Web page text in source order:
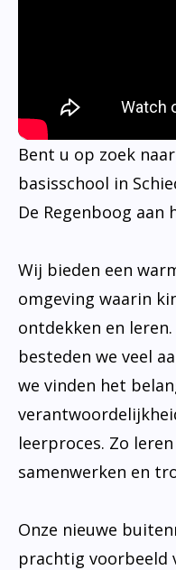
Bent u op zoek
basisschool in
De Regenboog aan
Wij bieden een
omgeving waarin
ontdekken en
besteden we veel
we vinden het
leerproces. Zo
samenwerken en
Onze nieuwe
prachtig voorbeeld